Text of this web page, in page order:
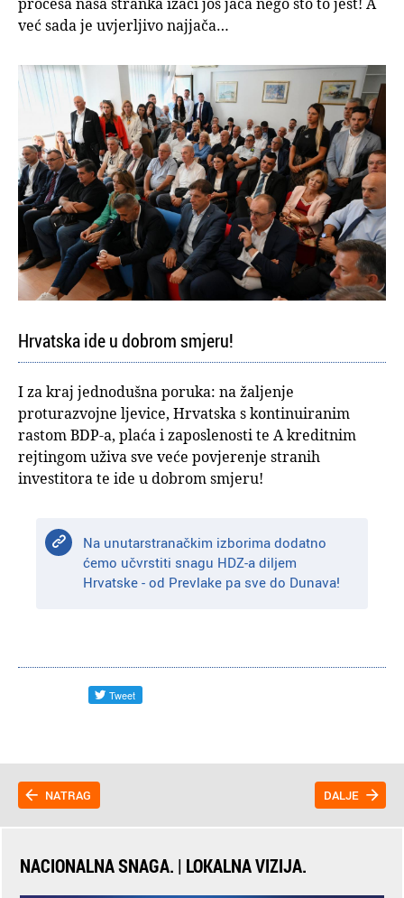
već sada je uvjerljivo najjača…
Hrvatska ide u dobrom smjeru!
I za kraj jednodušna poruka: na žaljenje
proturazvojne ljevice, Hrvatska s kontinuiranim
rastom BDP-a, plaća i zaposlenosti te A kreditnim
rejtingom uživa sve veće povjerenje stranih
investitora te ide u dobrom smjeru!
Na unutarstranačkim izborima dodatno
ćemo učvrstiti snagu HDZ-a diljem
Hrvatske - od Prevlake pa sve do Dunava!
NATRAG DALJE
NACIONALNA SNAGA. | LOKALNA VIZIJA.